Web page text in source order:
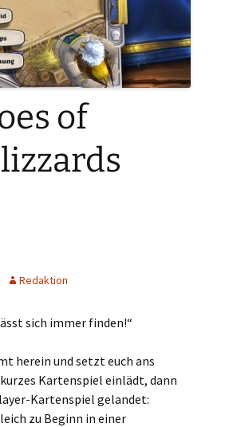
of
Redaktion
sich immer finden!“
herein und setzt euch ans
Kartenspiel einlädt, dann
Kartenspiel gelandet:
zu Beginn in einer